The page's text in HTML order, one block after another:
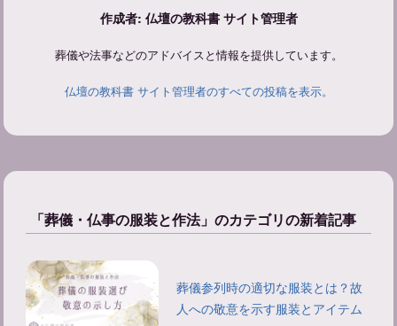
作成者: 仏壇の教科書 サイト管理者
葬儀や法事などのアドバイスと情報を提供しています。
仏壇の教科書 サイト管理者のすべての投稿を表示。
「葬儀・仏事の服装と作法」のカテゴリの新着記事
葬儀参列時の適切な服装とは？故
人への敬意を示す服装とアイテム